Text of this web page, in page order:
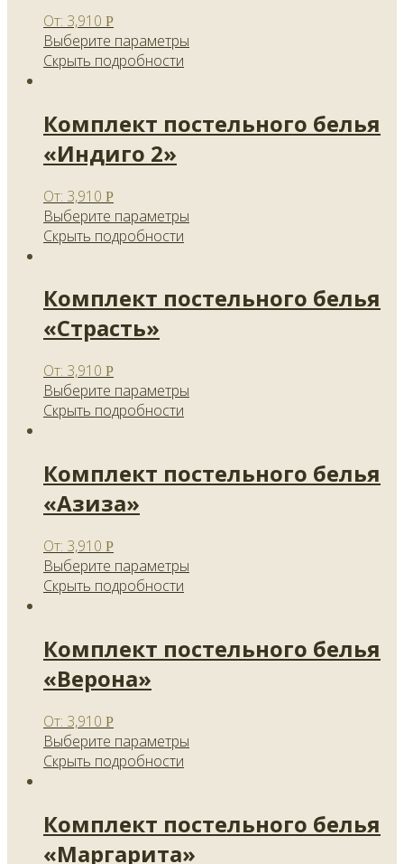
От: 3,910 Р
Выберите параметры
Скрыть подробности
Комплект постельного белья
«Индиго 2»
От: 3,910 Р
Выберите параметры
Скрыть подробности
Комплект постельного белья
«Страсть»
От: 3,910 Р
Выберите параметры
Скрыть подробности
Комплект постельного белья
«Азиза»
От: 3,910 Р
Выберите параметры
Скрыть подробности
Комплект постельного белья
«Верона»
От: 3,910 Р
Выберите параметры
Скрыть подробности
Комплект постельного белья
«Маргарита»